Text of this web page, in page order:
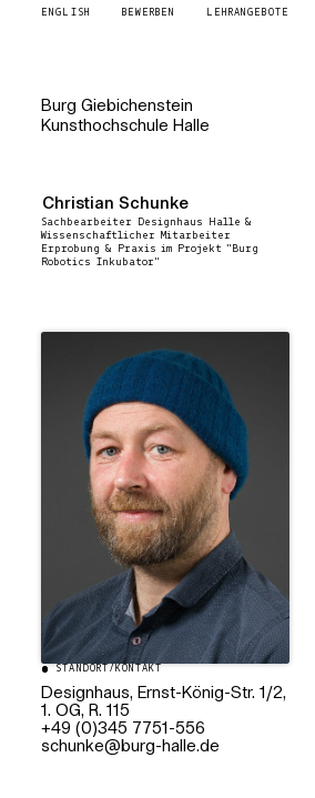
ENGLISH BEWERBEN LEHRANGEBOTE
Burg Giebichenstein
Kunsthochschule Halle
Christian Schunke
Sachbearbeiter Designhaus Halle &
Wissenschaftlicher Mitarbeiter
Erprobung & Praxis im Projekt "Burg
Robotics Inkubator"
STANDORT/KONTAKT
Designhaus, Ernst-König-Str. 1/2,
1. OG, R. 115
+49 (0)345 7751-556
ed.ellah-grub@eknuhcs